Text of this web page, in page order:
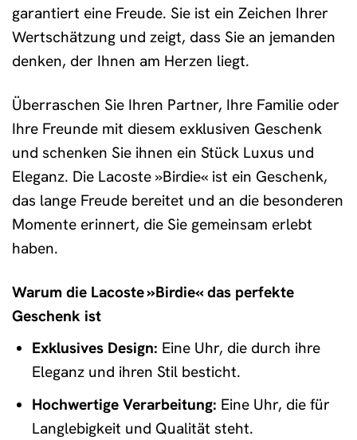
garantiert eine Freude. Sie ist ein Zeichen Ihrer
Wertschätzung und zeigt, dass Sie an jemanden
denken, der Ihnen am Herzen liegt.
Überraschen Sie Ihren Partner, Ihre Familie oder
Ihre Freunde mit diesem exklusiven Geschenk
und schenken Sie ihnen ein Stück Luxus und
Eleganz. Die Lacoste »Birdie« ist ein Geschenk,
das lange Freude bereitet und an die besonderen
Momente erinnert, die Sie gemeinsam erlebt
haben.
Warum die Lacoste »Birdie« das perfekte
Geschenk ist
Exklusives Design: Eine Uhr, die durch ihre
Eleganz und ihren Stil besticht.
Hochwertige Verarbeitung: Eine Uhr, die für
Langlebigkeit und Qualität steht.